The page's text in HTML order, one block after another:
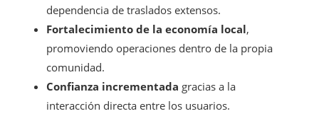
dependencia de traslados extensos.
Fortalecimiento de la economía local,
promoviendo operaciones dentro de la propia
comunidad.
Confianza incrementada gracias a la
interacción directa entre los usuarios.